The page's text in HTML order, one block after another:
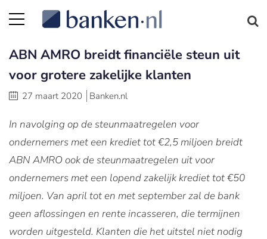
ABN AMRO breidt financiële steun uit
voor grotere zakelijke klanten
27 maart 2020 Banken.nl
In navolging op de steunmaatregelen voor
ondernemers met een krediet tot €2,5 miljoen breidt
ABN AMRO ook de steunmaatregelen uit voor
ondernemers met een lopend zakelijk krediet tot €50
miljoen. Van april tot en met september zal de bank
geen aflossingen en rente incasseren, die termijnen
worden uitgesteld. Klanten die het uitstel niet nodig